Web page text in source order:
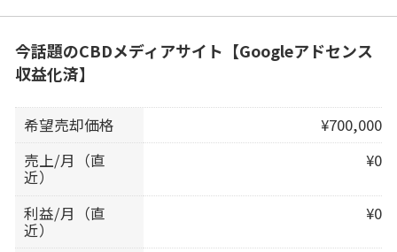
今話題のCBDメディアサイト【Googleアドセンス
収益化済】
希望売却価格
¥700,000
売上/月（直
近）
¥0
利益/月（直
近）
¥0